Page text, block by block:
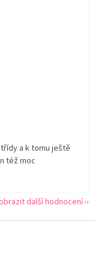
a k tomu ještě
též moc
další hodnocení